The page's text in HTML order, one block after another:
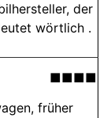
der
wörtlich .
■■■■
früher